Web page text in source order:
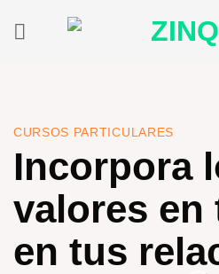
CURSOS PARTICULARES
Incorpora
valores en
en tus